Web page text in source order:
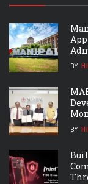
BY
BY